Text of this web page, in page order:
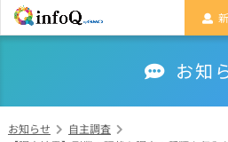
お知
お知らせ
自主調査